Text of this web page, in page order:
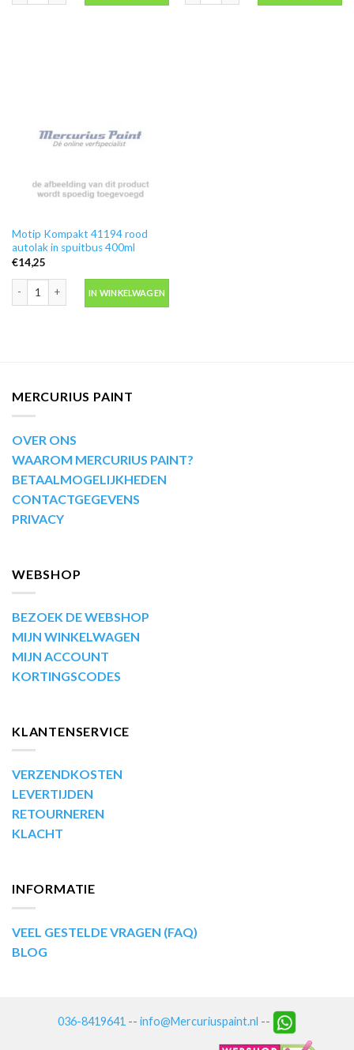
Motip Kompakt 41194 rood
autolak in spuitbus 400ml
€14,25
IN WINKELWAGEN
MERCURIUS PAINT
OVER ONS
WAAROM MERCURIUS PAINT?
BETAALMOGELIJKHEDEN
CONTACTGEGEVENS
PRIVACY
WEBSHOP
BEZOEK DE WEBSHOP
MIJN WINKELWAGEN
MIJN ACCOUNT
KORTINGSCODES
KLANTENSERVICE
VERZENDKOSTEN
LEVERTIJDEN
RETOURNEREN
KLACHT
INFORMATIE
VEEL GESTELDE VRAGEN (FAQ)
BLOG
036-8419641 -- info@Mercuriuspaint.nl --